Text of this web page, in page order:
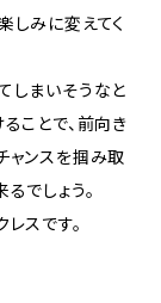
しみに変えてく
しまいそうなと
ことで、前向き
ャンスを掴み取
でしょう。
スです。